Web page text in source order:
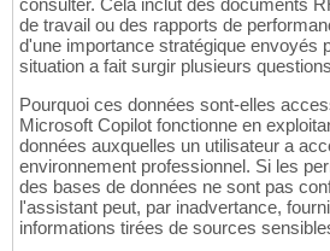
consulter. Cela inclut des documents
de travail ou des rapports de
d'une importance stratégique envoyés
situation a fait surgir plusieurs
Pourquoi ces données sont-elles
Microsoft Copilot fonctionne en
données auxquelles un utilisateur a
environnement professionnel. Si les
des bases de données ne sont pas
l'assistant peut, par inadvertance,
informations tirées de sources